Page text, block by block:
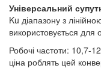
Універсальний
Ku діапазону з
використовується для
Робочі частоти: 10,7-
ціна роблять цей